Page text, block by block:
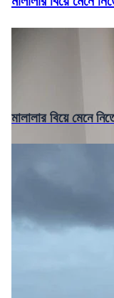
মালালার বিয়ে মেনে